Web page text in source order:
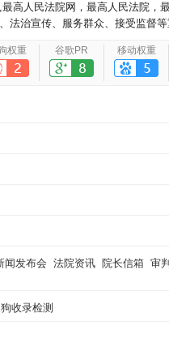
高人民法院网，最高人民法院，
法治宣传、服务群众、接受监督
权重 谷歌PR 移动权重
闻发布会 法院资讯 院长信箱 审
收录检测